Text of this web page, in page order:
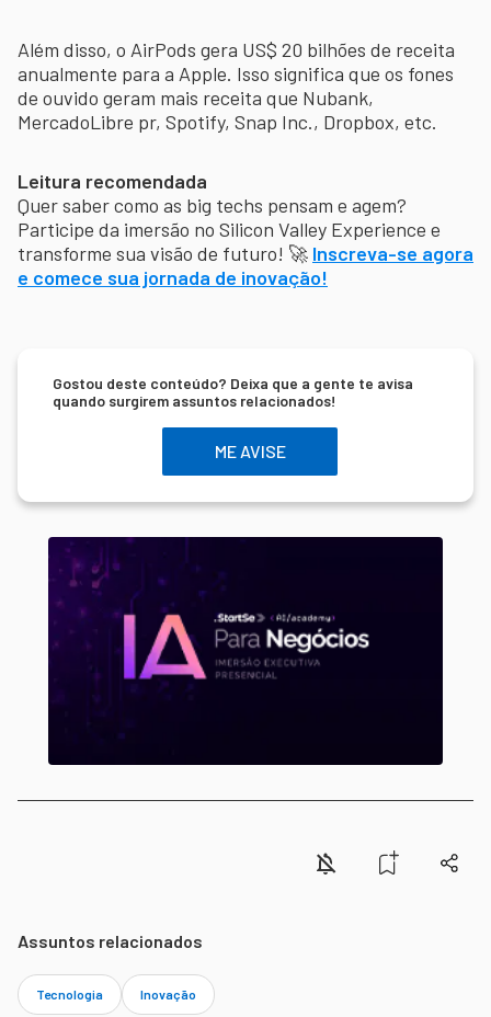
Além disso, o AirPods gera US$ 20 bilhões de receita
anualmente para a Apple. Isso significa que os fones
de ouvido geram mais receita que Nubank,
MercadoLibre pr, Spotify, Snap Inc., Dropbox, etc.
Leitura recomendada
Quer saber como as big techs pensam e agem?
Participe da imersão no Silicon Valley Experience e
transforme sua visão de futuro! 🚀 Inscreva-se agora
e comece sua jornada de inovação!
Gostou deste conteúdo? Deixa que a gente te avisa
quando surgirem assuntos relacionados!
ME AVISE
Assuntos relacionados
Tecnologia Inovação